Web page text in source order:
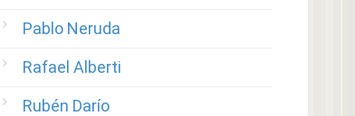
Pablo Neruda
Rafael Alberti
Rubén Darío